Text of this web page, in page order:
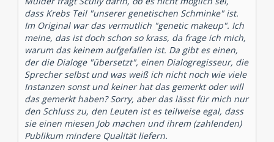
dass Krebs Teil "unserer genetischen Schminke" ist.
Im Original war das vermutlich "genetic makeup". Ich
meine, das ist doch schon so krass, da frage ich mich,
warum das keinem aufgefallen ist. Da gibt es einen,
der die Dialoge "übersetzt", einen Dialogregisseur, die
Sprecher selbst und was weiß ich nicht noch wie viele
Instanzen sonst und keiner hat das gemerkt oder will
das gemerkt haben? Sorry, aber das lässt für mich nur
den Schluss zu, den Leuten ist es teilweise egal, dass
sie einen miesen Job machen und ihrem (zahlenden)
Publikum mindere Qualität liefern.